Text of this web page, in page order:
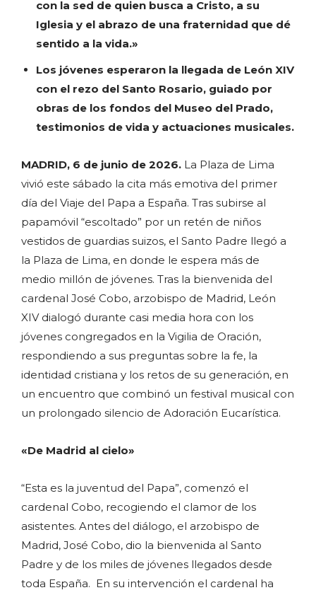
con la sed de quien busca a Cristo, a su
Iglesia y el abrazo de una fraternidad que dé
sentido a la vida.»
Los jóvenes esperaron la llegada de León XIV
con el rezo del Santo Rosario, guiado por
obras de los fondos del Museo del Prado,
testimonios de vida y actuaciones musicales.
MADRID, 6 de junio de 2026. La Plaza de Lima
vivió este sábado la cita más emotiva del primer
día del Viaje del Papa a España. Tras subirse al
papamóvil “escoltado” por un retén de niños
vestidos de guardias suizos, el Santo Padre llegó a
la Plaza de Lima, en donde le espera más de
medio millón de jóvenes. Tras la bienvenida del
cardenal José Cobo, arzobispo de Madrid, León
XIV dialogó durante casi media hora con los
jóvenes congregados en la Vigilia de Oración,
respondiendo a sus preguntas sobre la fe, la
identidad cristiana y los retos de su generación, en
un encuentro que combinó un festival musical con
un prolongado silencio de Adoración Eucarística.
«De Madrid al cielo»
“Esta es la juventud del Papa”, comenzó el
cardenal Cobo, recogiendo el clamor de los
asistentes. Antes del diálogo, el arzobispo de
Madrid, José Cobo, dio la bienvenida al Santo
Padre y de los miles de jóvenes llegados desde
toda España. En su intervención el cardenal ha